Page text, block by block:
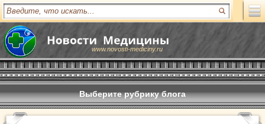
www.novosti-mediciny.ru
Выберите рубрику блога